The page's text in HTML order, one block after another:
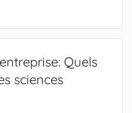
Quels
sciences